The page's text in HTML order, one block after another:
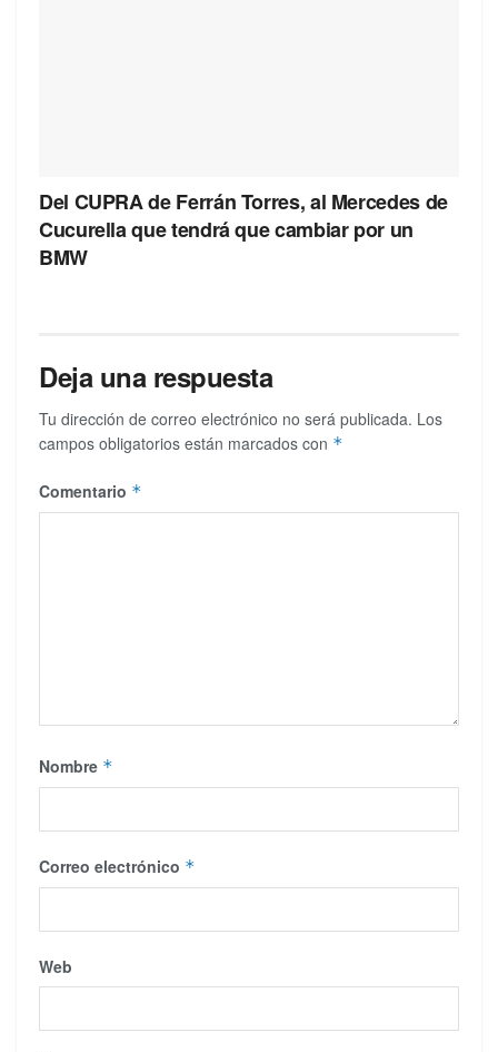
Del CUPRA de Ferrán Torres, al Mercedes de
Cucurella que tendrá que cambiar por un
BMW
Deja una respuesta
Tu dirección de correo electrónico no será publicada. Los
campos obligatorios están marcados con *
Comentario *
Nombre *
Correo electrónico *
Web